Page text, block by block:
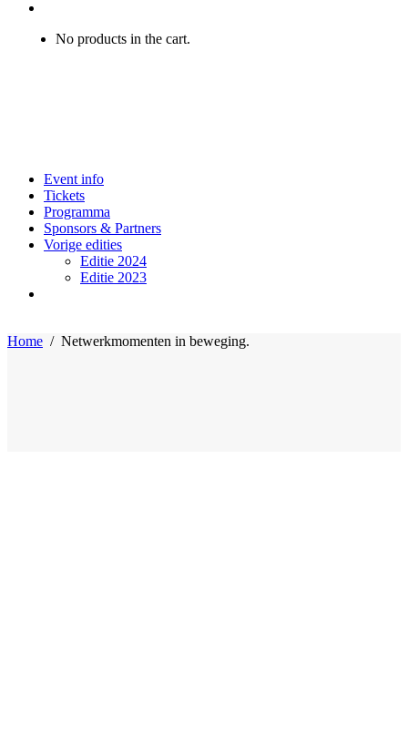
No products in the cart.
Event info
Tickets
Programma
Sponsors & Partners
Vorige edities
Editie 2024
Editie 2023
Home / Netwerkmomenten in beweging.